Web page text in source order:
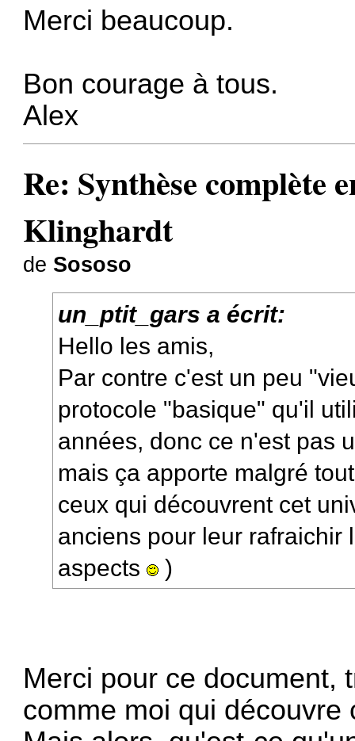
Merci beaucoup.
Bon courage à tous.
Alex
Re: Synthèse complète
Klinghardt
de Sososo
un_ptit_gars a écrit:
Hello les amis,
Par contre c'est un peu
protocole "basique" qu'il
années, donc ce n'est pas
mais ça apporte malgré
ceux qui découvrent cet
anciens pour leur rafraichir
aspects
)
Merci pour ce document,
comme moi qui